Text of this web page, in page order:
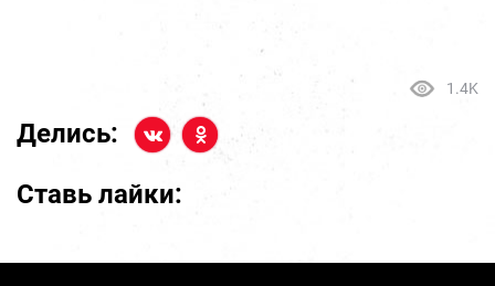
1.4K
Делись:
Ставь лайки: